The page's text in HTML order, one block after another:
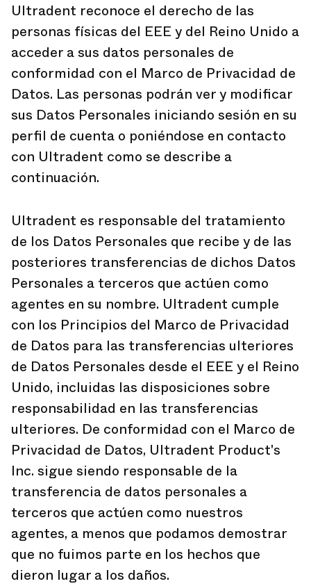
Ultradent reconoce el derecho de las
personas físicas del EEE y del Reino Unido a
acceder a sus datos personales de
conformidad con el Marco de Privacidad de
Datos. Las personas podrán ver y modificar
sus Datos Personales iniciando sesión en su
perfil de cuenta o poniéndose en contacto
con Ultradent como se describe a
continuación.
Ultradent es responsable del tratamiento
de los Datos Personales que recibe y de las
posteriores transferencias de dichos Datos
Personales a terceros que actúen como
agentes en su nombre. Ultradent cumple
con los Principios del Marco de Privacidad
de Datos para las transferencias ulteriores
de Datos Personales desde el EEE y el Reino
Unido, incluidas las disposiciones sobre
responsabilidad en las transferencias
ulteriores. De conformidad con el Marco de
Privacidad de Datos, Ultradent Product's
Inc. sigue siendo responsable de la
transferencia de datos personales a
terceros que actúen como nuestros
agentes, a menos que podamos demostrar
que no fuimos parte en los hechos que
dieron lugar a los daños.